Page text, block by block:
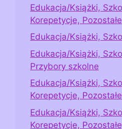
Edukacja/Książki,
Korepetycje, Pozostałe
Edukacja/Książki,
Edukacja/Książki,
Przybory szkolne
Edukacja/Książki,
Korepetycje, Pozostałe
Edukacja/Książki,
Korepetycje,